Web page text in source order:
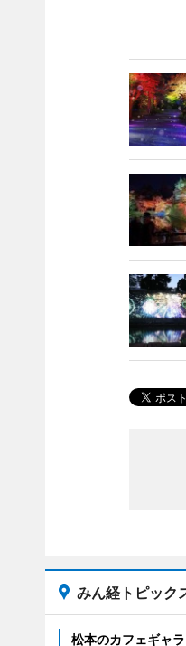
みん経トピック
松本のカフェギャ